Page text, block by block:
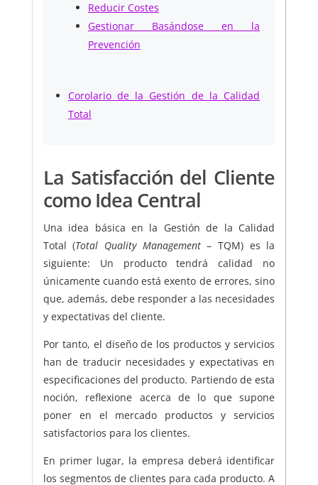
Reducir Costes
Gestionar Basándose en la
Prevención
Corolario de la Gestión de la Calidad
Total
La Satisfacción del Cliente
como Idea Central
Una idea básica en la Gestión de la Calidad
Total (Total Quality Management– TQM) es la
siguiente: Un producto tendrá calidad no
únicamente cuando está exento de errores, sino
que, además, debe responder a las necesidades
y expectativas del cliente.
Por tanto, el diseño de los productos y servicios
han de traducir necesidades y expectativas en
especificaciones del producto. Partiendo de esta
noción, reflexione acerca de lo que supone
poner en el mercado productos y servicios
satisfactorios para los clientes.
En primer lugar, la empresa deberá identificar
los segmentos de clientes para cada producto. A